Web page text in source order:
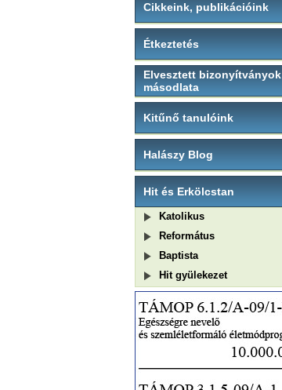
Cikkeink, publikációink
Étkeztetés
Elvesztett bizonyítványok
másodlata
Kitűnő tanulóink
Halászy Blog
Hit és Erkölcstan
Katolikus
Református
Baptista
Hit gyülekezet